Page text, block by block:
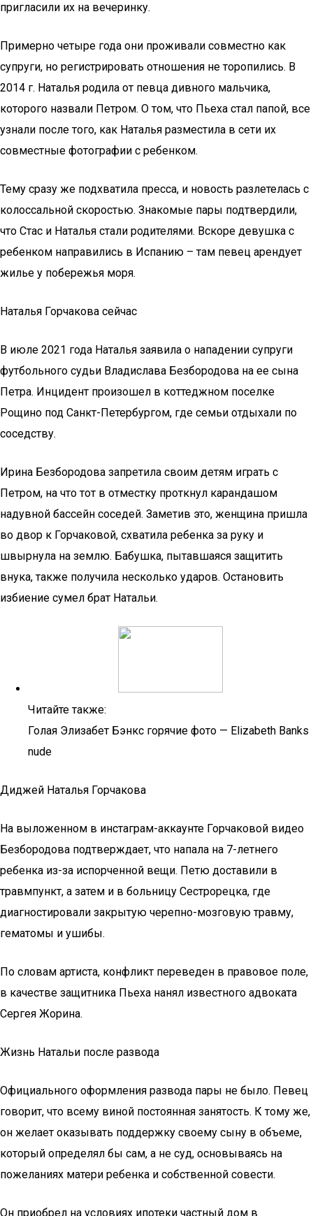
пригласили их на вечеринку.
Примерно четыре года они проживали совместно как
супруги, но регистрировать отношения не торопились. В
2014 г. Наталья родила от певца дивного мальчика,
которого назвали Петром. О том, что Пьеха стал папой, все
узнали после того, как Наталья разместила в сети их
совместные фотографии с ребенком.
Тему сразу же подхватила пресса, и новость разлетелась с
колоссальной скоростью. Знакомые пары подтвердили,
что Стас и Наталья стали родителями. Вскоре девушка с
ребенком направились в Испанию – там певец арендует
жилье у побережья моря.
Наталья Горчакова сейчас
В июле 2021 года Наталья заявила о нападении супруги
футбольного судьи Владислава Безбородова на ее сына
Петра. Инцидент произошел в коттеджном поселке
Рощино под Санкт-Петербургом, где семьи отдыхали по
соседству.
Ирина Безбородова запретила своим детям играть с
Петром, на что тот в отместку проткнул карандашом
надувной бассейн соседей. Заметив это, женщина пришла
во двор к Горчаковой, схватила ребенка за руку и
швырнула на землю. Бабушка, пытавшаяся защитить
внука, также получила несколько ударов. Остановить
избиение сумел брат Натальи.
Читайте также:
Голая Элизабет Бэнкс горячие фото — Elizabeth Banks
nude
Диджей Наталья Горчакова
На выложенном в инстаграм-аккаунте Горчаковой видео
Безбородова подтверждает, что напала на 7-летнего
ребенка из-за испорченной вещи. Петю доставили в
травмпункт, а затем и в больницу Сестрорецка, где
диагностировали закрытую черепно-мозговую травму,
гематомы и ушибы.
По словам артиста, конфликт переведен в правовое поле,
в качестве защитника Пьеха нанял известного адвоката
Сергея Жорина.
Жизнь Натальи после развода
Официального оформления развода пары не было. Певец
говорит, что всему виной постоянная занятость. К тому же,
он желает оказывать поддержку своему сыну в объеме,
который определял бы сам, а не суд, основываясь на
пожеланиях матери ребенка и собственной совести.
Он приобрел на условиях ипотеки частный дом в